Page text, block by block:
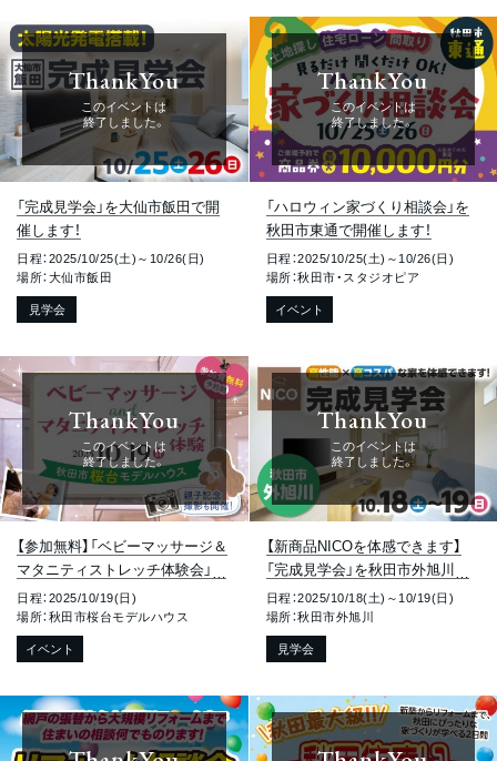
ThankYou
このイベントは
終了しました。
「完成見学会」を大仙市飯田で開
催します！
日程：2025/10/25(土)～10/26(日)
場所：大仙市飯田
見学会
ThankYou
このイベントは
終了しました。
「ハロウィン家づくり相談会」を
秋田市東通で開催します！
日程：2025/10/25(土)～10/26(日)
場所：秋田市・スタジオピア
イベント
ThankYou
このイベントは
終了しました。
【参加無料】「ベビーマッサージ＆
マタニティストレッチ体験会」を
秋田市桜台で開催します！
日程：2025/10/19(日)
場所：秋田市桜台モデルハウス
イベント
ThankYou
このイベントは
終了しました。
【新商品NICOを体感できます】
「完成見学会」を秋田市外旭川で
開催します！
日程：2025/10/18(土)～10/19(日)
場所：秋田市外旭川
見学会